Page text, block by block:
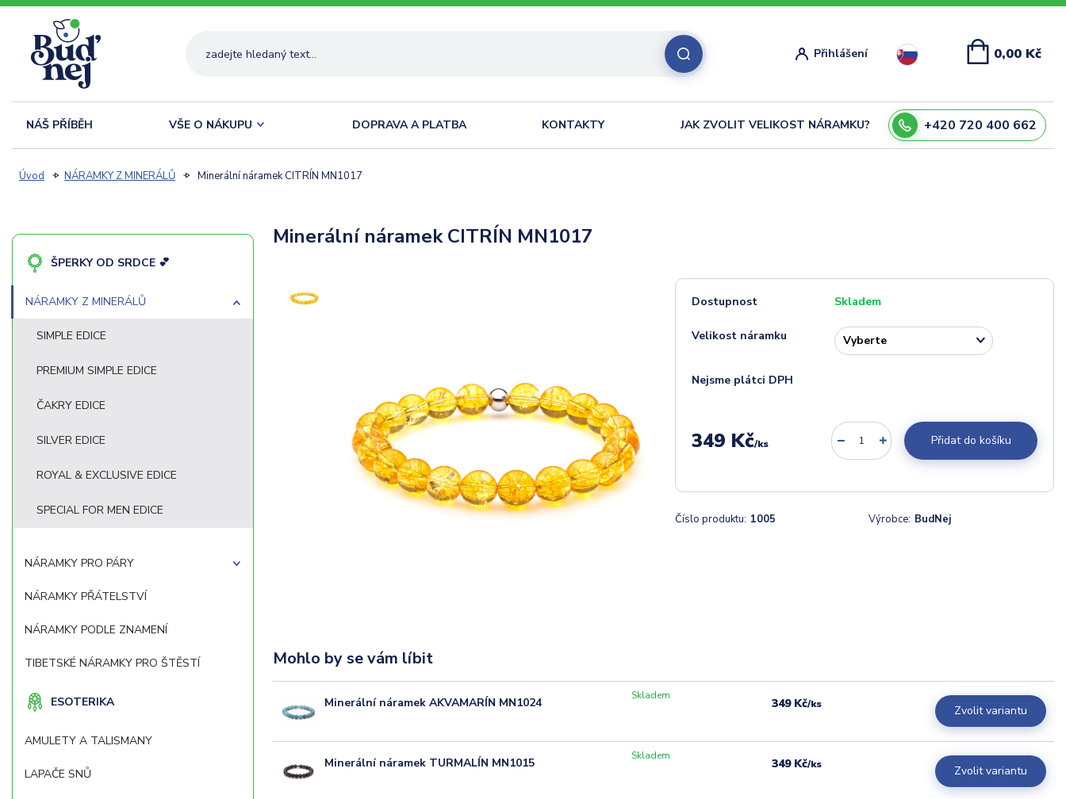
NÁŠ PŘÍBĚH VŠE O NÁKUPU DOPRAVA A PLATBA KONTAKTY JAK ZVOLIT VELIKOST NÁRAMKU?
Přihlášení
+420 720 400 662
0,00 Kč
Úvod NÁRAMKY Z MINERÁLŮ Minerální náramek CITRÍN MN1017
ŠPERKY OD SRDCE 💕
NÁRAMKY Z MINERÁLŮ
SIMPLE EDICE
PREMIUM SIMPLE EDICE
ČAKRY EDICE
SILVER EDICE
ROYAL & EXCLUSIVE EDICE
SPECIAL FOR MEN EDICE
NÁRAMKY PRO PÁRY
NÁRAMKY PŘÁTELSTVÍ
NÁRAMKY PODLE ZNAMENÍ
TIBETSKÉ NÁRAMKY PRO ŠTĚSTÍ
ESOTERIKA
AMULETY A TALISMANY
LAPAČE SNŮ
Minerální náramek CITRÍN MN1017
Dostupnost Skladem
Velikost náramku
Nejsme plátci DPH
349 Kč/ks Přidat do košíku
Číslo produktu: 1005 Výrobce: BudNej
Mohlo by se vám líbit
Minerální náramek AKVAMARÍN MN1024 349 Kč/ks
Skladem
Zvolit variantu
Minerální náramek TURMALÍN MN1015 349 Kč/ks
Skladem
Zvolit variantu